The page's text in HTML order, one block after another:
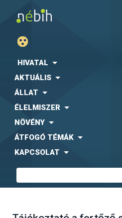
HIVATAL
AKTUÁLIS
ÁLLAT
ÉLELMISZER
NÖVÉNY
ÁTFOGÓ TÉMÁK
KAPCSOLAT